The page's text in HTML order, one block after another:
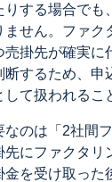
する場合でも
ません。ファク
掛先が確実に
するため、申
て扱われるこ
なのは「2社間
先にファクタリ
を受け取った